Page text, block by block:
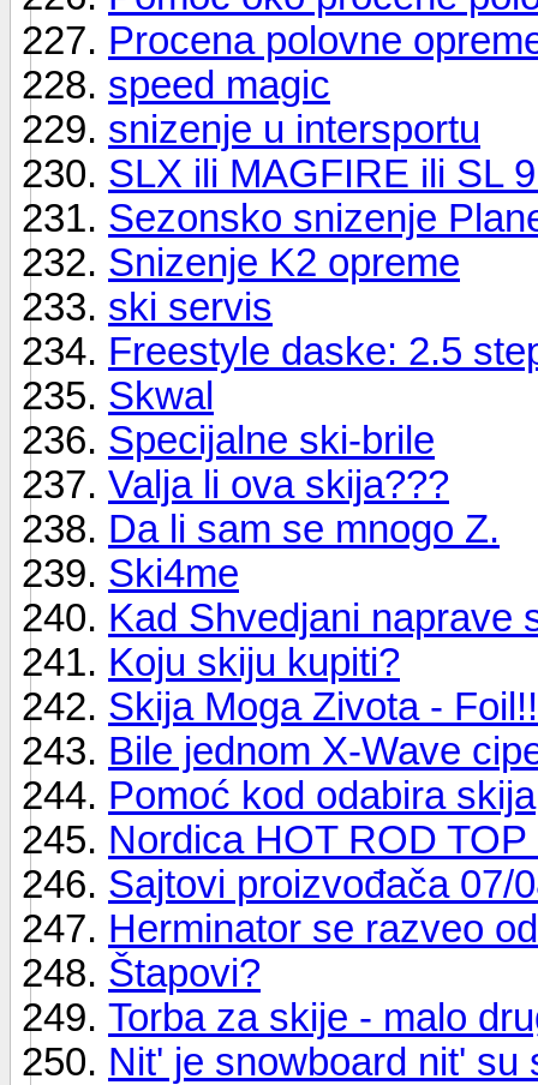
Procena polovne
speed magic
snizenje u intersportu
SLX ili MAGFIRE ili SL
Sezonsko snizenje
Snizenje K2 opreme
ski servis
Freestyle daske: 2.5
Skwal
Specijalne ski-brile
Valja li ova skija???
Da li sam se mnogo Z.
Ski4me
Kad Shvedjani naprave
Koju skiju kupiti?
Skija Moga Zivota -
Bile jednom X-Wave
Pomoć kod odabira skija
Nordica HOT ROD TOP
Sajtovi proizvođača 07/
Herminator se razveo
Štapovi?
Torba za skije - malo
Nit' je snowboard nit' su